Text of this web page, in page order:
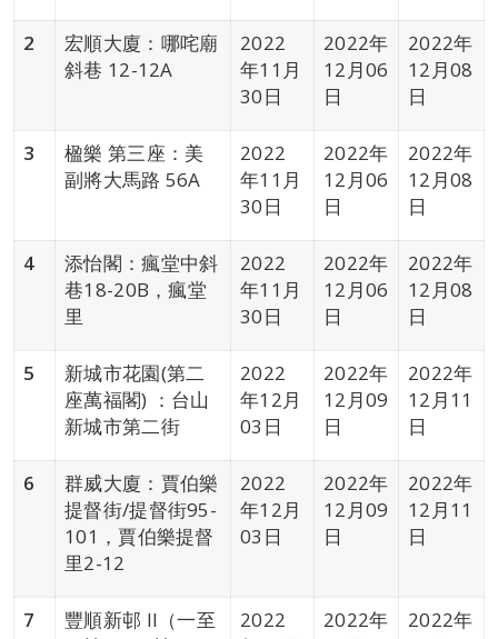
2
宏順大廈：哪咤廟
斜巷 12-12A
2022
年11月
30日
2022年
12月06
日
2022年
12月08
日
3
楹樂 第三座：美
副將大馬路 56A
2022
年11月
30日
2022年
12月06
日
2022年
12月08
日
4
添怡閣：瘋堂中斜
巷18-20B，瘋堂
里
2022
年11月
30日
2022年
12月06
日
2022年
12月08
日
5
新城市花園(第二
座萬福閣) ：台山
新城市第二街
2022
年12月
03日
2022年
12月09
日
2022年
12月11
日
6
群威大廈：賈伯樂
提督街/提督街95-
101，賈伯樂提督
里2-12
2022
年12月
03日
2022年
12月09
日
2022年
12月11
日
7
豐順新邨 II（一至
2022
2022年
2022年